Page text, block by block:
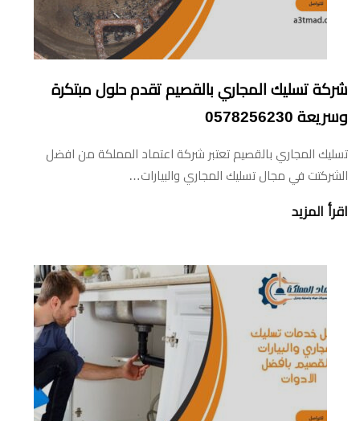
شركة تسليك المجاري بالقصيم تقدم حلول مبتكرة
وسريعة 0578256230
تسليك المجاري بالقصيم تعتبر شركة اعتماد المملكة من افضل
الشركتت في مجال تسليك المجاري والبيارات…
اقرأ المزيد